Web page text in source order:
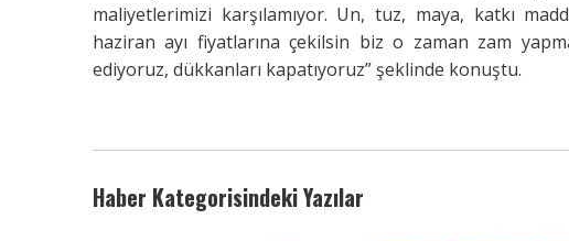
maliyetlerimizi karşılamıyor. Un, tuz, maya, katkı
haziran ayı fiyatlarına çekilsin biz o zaman zam
ediyoruz, dükkanları kapatıyoruz” şeklinde konuştu.
Haber Kategorisindeki Yazılar